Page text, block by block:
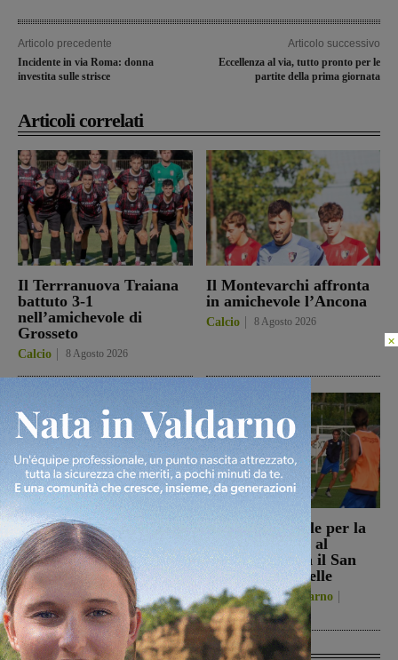
Articolo precedente
Incidente in via Roma: donna
investita sulle strisce
Articolo successivo
Eccellenza al via, tutto pronto per le
partite della prima giornata
Articoli correlati
Il Terrranuova Traiana
battuto 3-1
nell’amichevole di
Grosseto
Calcio 8 Agosto 2026
Il Montevarchi affronta
in amichevole l’Ancona
Calcio 8 Agosto 2026
Reggello, i consiglieri di
opposizione: “La TARI
2026 resta più alta di
quella del 2022”
Politica 8 Agosto 2026
Prima stagionale per la
Sangiovannese, al
“Fedini” arriva il San
Donato Tavarnelle
San Giovanni Valdarno
8 Agosto 2026
Ultime Calcio
×